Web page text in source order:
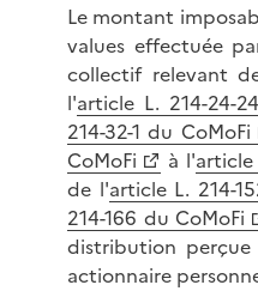
Le montant
values effectuée
collectif relevant
l'article L. 214-24-
214-32-1 du CoMoFi
CoMoFi
à l'article
de l'article L. 214-
214-166 du CoMoFi
distribution
actionnaire